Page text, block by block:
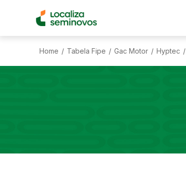
Home / Tabela Fipe / Gac Motor / Hyptec /